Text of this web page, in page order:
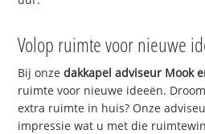
Volop ruimte voor nieuwe
Bij onzedakkapel adviseur Mook
ruimte voor nieuwe ideeën.
extra ruimte in huis? Onze
impressie wat u met die